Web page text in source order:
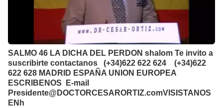
SALMO 46 LA DICHA DEL PERDON shalom Te invito a
suscribirte contactanos (+34)622 622 624 (+34)622
622 628 MADRID ESPAÑA UNION EUROPEA
ESCRIBENOS E-mail
Presidente@DOCTORCESARORTIZ.co­­­­­­­­­­mVISISTANOS
ENh